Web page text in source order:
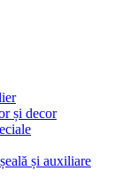
și decor
și auxiliare